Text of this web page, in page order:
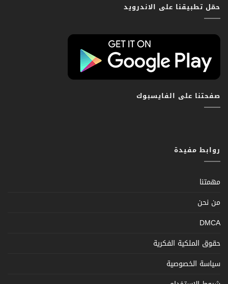
حمّل تطبيقنا على الاندرويد
صفحتنا على الفايسبوك
روابط مفيدة
مهمتنا
من نحن
DMCA
حقوق الملكية الفكرية
سياسة الخصوصية